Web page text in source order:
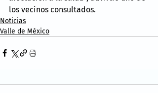
los vecinos consultados.
Noticias
Valle de México